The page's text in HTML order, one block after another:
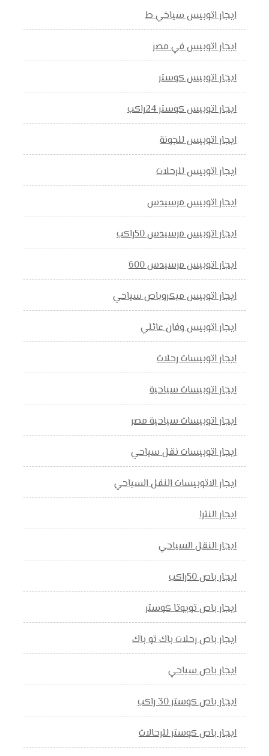
ايجار اتوبيس سياخي ط
ايجار اتوبيس في مصر
ايجار اتوبيس كوستر
ايجار اتوبيس كوستر 24راكب
ايجار اتوبيس للجونة
ايجار اتوبيس للرحلات
ايجار اتوبيس مرسيدس
ايجار اتوبيس مرسيدس 50راكب
ايجار اتوبيس مرسيدس 600
ايجار اتوبيس ميكروباص سياحي
ايجار اتوبيس وفان عائلي
ايجار اتوبيسات رحلات
ايجار اتوبيسات سياحية
ايجار اتوبيسات سياحية مصر
ايجار اتوبيسات نقل سياحي
ايجار الاتوبيسات النقل السياحي
ايجار النترا
ايجار النقل السياحي
ايجار باص 50راكب
ايجار باص تويوتا كوستر
ايجار باص رحلات باك تو باك
ايجار باص سياحي
ايجار باص كوستر 30 راكب
ايجار باص كوستر للرحالات